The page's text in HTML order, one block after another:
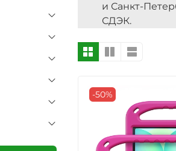
и Санкт-
СДЭК.
-50%